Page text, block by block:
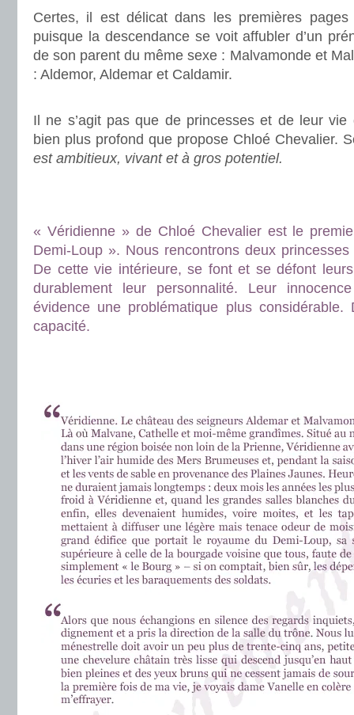
Certes, il est délicat dans les premières
puisque la descendance se voit affubler d’un
de son parent du même sexe : Malvamonde et
: Aldemor, Aldemar et Caldamir.
Il ne s’agit pas que de princesses et de leur vie
bien plus profond que propose Chloé Chevalier.
est ambitieux, vivant et à gros potentiel.
« Véridienne » de Chloé Chevalier est le
Demi-Loup ». Nous rencontrons deux
De cette vie intérieure, se font et se défont
durablement leur personnalité. Leur
évidence une problématique plus
capacité.